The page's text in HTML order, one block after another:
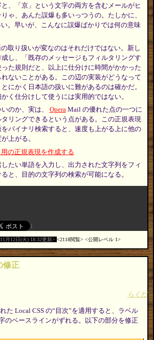
、「京」という文字の両方を含むメールがヒ
ゃ、あんた誤爆も多いっつうの。たしかに、
。早いが、こんなに誤爆ばかりでは何の意味
取り扱いが変なのはそれだけではない。新し
し、「既存のメッセージもフィルタリングす
た規則だと、以上に仕分けに時間がかかった
ないことがある。この辺の実装がどうなって
にかく日本語の扱いに難があるのは確かだ。
く仕分けして使うには実用的ではない。
のか、実は、 OperaMail の優れた点の一つに
タリングできるという点がある。この正規表現
バイナリ検索すると、速度も上がる上に他の
上がる。
の正規表現を作成する
たい単語を入力し、出力された文字列をフィ
と、目的の文字列の検索が可能になる。
月12日(火) 18:32更新 2118閲覧 公開レベル 1
修正
らくだ
た Local CSS の“目次”を適用すると、ラベル
のベースラインがずれる。以下の部分を修正